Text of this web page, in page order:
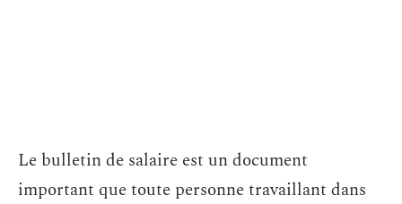
Le bulletin de salaire est un document
important que toute personne travaillant dans